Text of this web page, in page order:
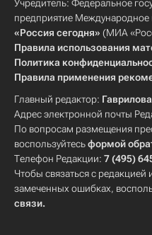
Учредитель: Федеральное
предприятие
«Россия сегодня» (МИА
Правила использования
Политика
Правила применения
Главный редактор:
Адрес электронной почты
По вопросам размещения
воспользуйтесьформой
Телефон Редакции: 7 (495)
Чтобы связаться с
замеченных ошибках,
связи.